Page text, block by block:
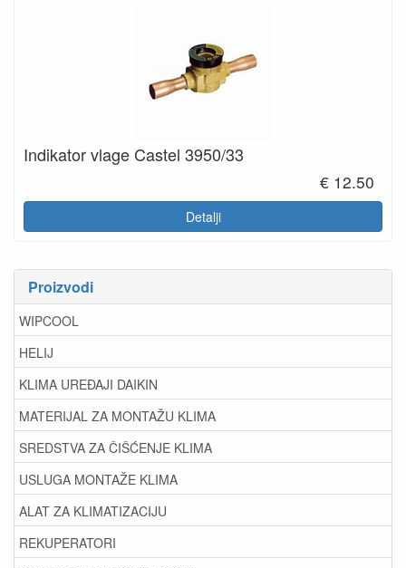
Indikator vlage Castel 3950/33
€ 12.50
Detalji
Proizvodi
WIPCOOL
HELIJ
KLIMA UREĐAJI DAIKIN
MATERIJAL ZA MONTAŽU KLIMA
SREDSTVA ZA ČIŠĆENJE KLIMA
USLUGA MONTAŽE KLIMA
ALAT ZA KLIMATIZACIJU
REKUPERATORI